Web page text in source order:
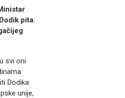
pita.
svi oni
Dodika
unije,